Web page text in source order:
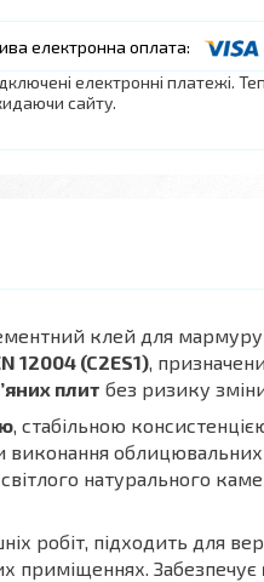
електронні платежі.
сайту.
клей для мармуру
12004 (C2ES1),
плит без ризику
, стабільною
облицювальних
натурального
робіт, підходить для
приміщеннях. Забезпечує